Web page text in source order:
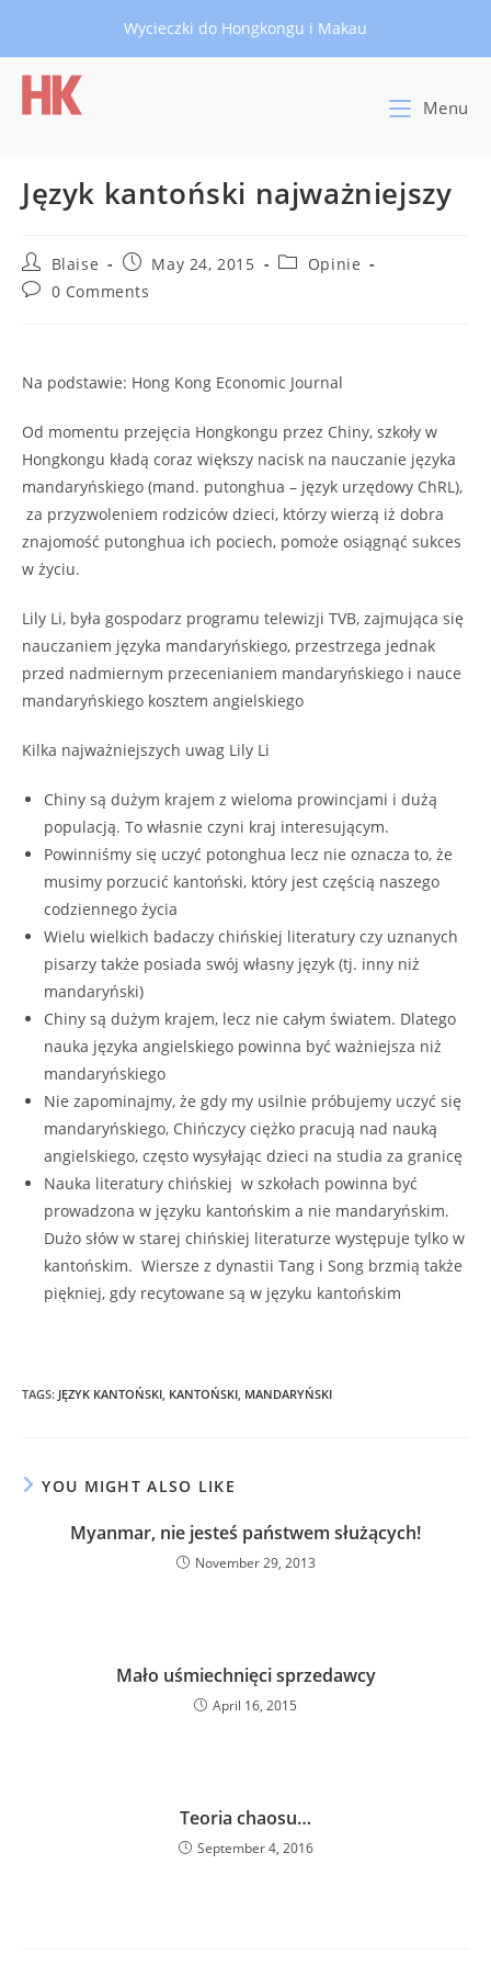
Wycieczki do Hongkongu i Makau
Menu
Język kantoński najważniejszy
Post
author:
Blaise
Post
published:
May 24, 2015
PostOpinie
Post0 Comments
Na podstawie: Hong Kong Economic Journal
Od momentu przejęcia Hongkongu przez Chiny, szkoły w
Hongkongu kładą coraz większy nacisk na nauczanie języka
mandaryńskiego (mand. putonghua – język urzędowy ChRL),
za przyzwoleniem rodziców dzieci, którzy wierzą iż dobra
znajomość putonghua ich pociech, pomoże osiągnąć sukces
w życiu.
Lily Li, była gospodarz programu telewizji TVB, zajmująca się
nauczaniem języka mandaryńskiego, przestrzega jednak
przed nadmiernym przecenianiem mandaryńskiego i nauce
mandaryńskiego kosztem angielskiego
Kilka najważniejszych uwag Lily Li
Chiny są dużym krajem z wieloma prowincjami i dużą
populacją. To własnie czyni kraj interesującym.
Powinniśmy się uczyć potonghua lecz nie oznacza to, że
musimy porzucić kantoński, który jest częścią naszego
codziennego życia
Wielu wielkich badaczy chińskiej literatury czy uznanych
pisarzy także posiada swój własny język (tj. inny niż
mandaryński)
Chiny są dużym krajem, lecz nie całym światem. Dlatego
nauka języka angielskiego powinna być ważniejsza niż
mandaryńskiego
Nie zapominajmy, że gdy my usilnie próbujemy uczyć się
mandaryńskiego, Chińczycy ciężko pracują nad nauką
angielskiego, często wysyłając dzieci na studia za granicę
Nauka literatury chińskiej w szkołach powinna być
prowadzona w języku kantońskim a nie mandaryńskim.
Dużo słów w starej chińskiej literaturze występuje tylko w
kantońskim. Wiersze z dynastii Tang i Song brzmią także
piękniej, gdy recytowane są w języku kantońskim
TAGS: JĘZYK KANTOŃSKI, KANTOŃSKI, MANDARYŃSKI
YOU MIGHT ALSO LIKE
Myanmar, nie jesteś państwem służących!
November 29, 2013
Mało uśmiechnięci sprzedawcy
April 16, 2015
Teoria chaosu…
September 4, 2016